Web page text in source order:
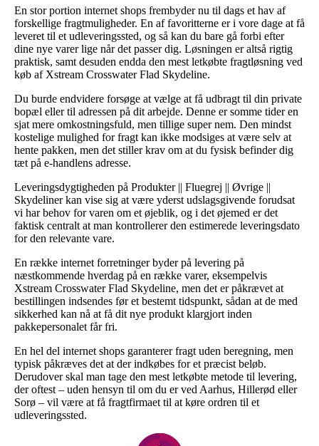
En stor portion internet shops frembyder nu til dags et hav af
forskellige fragtmuligheder. En af favoritterne er i vore dage at få
leveret til et udleveringssted, og så kan du bare gå forbi efter
dine nye varer lige når det passer dig. Løsningen er altså rigtig
praktisk, samt desuden endda den mest letkøbte fragtløsning ved
køb af Xstream Crosswater Flad Skydeline.
Du burde endvidere forsøge at vælge at få udbragt til din private
bopæl eller til adressen på dit arbejde. Denne er somme tider en
sjat mere omkostningsfuld, men tillige super nem. Den mindst
kostelige mulighed for fragt kan ikke modsiges at være selv at
hente pakken, men det stiller krav om at du fysisk befinder dig
tæt på e-handlens adresse.
Leveringsdygtigheden på Produkter || Fluegrej || Øvrige ||
Skydeliner kan vise sig at være yderst udslagsgivende forudsat
vi har behov for varen om et øjeblik, og i det øjemed er det
faktisk centralt at man kontrollerer den estimerede leveringsdato
for den relevante vare.
En række internet forretninger byder på levering på
næstkommende hverdag på en række varer, eksempelvis
Xstream Crosswater Flad Skydeline, men det er påkrævet at
bestillingen indsendes før et bestemt tidspunkt, sådan at de med
sikkerhed kan nå at få dit nye produkt klargjort inden
pakkepersonalet får fri.
En hel del internet shops garanterer fragt uden beregning, men
typisk påkræves det at der indkøbes for et præcist beløb.
Derudover skal man tage den mest letkøbte metode til levering,
der oftest – uden hensyn til om du er ved Aarhus, Hillerød eller
Sorø – vil være at få fragtfirmaet til at køre ordren til et
udleveringssted.